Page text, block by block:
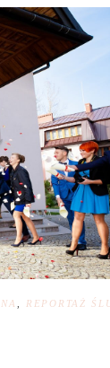
REPORTAŻ